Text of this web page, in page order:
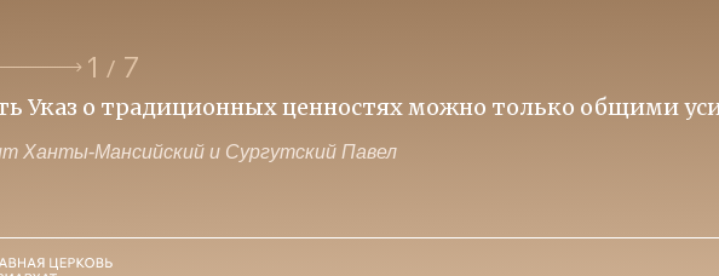
1 / 7
Указ о традиционных ценностях можно только общими
Ханты-Мансийский и Сургутский Павел